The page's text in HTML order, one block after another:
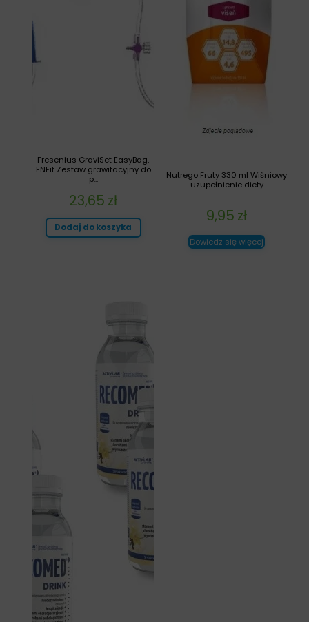
Nutrego Fruty 330 ml Wiśniowy
uzupełnienie diety
9,95 zł
Dowiedz się więcej
Fresenius GraviSet EasyBag,
ENFit Zestaw grawitacyjny do
p...
23,65 zł
Dodaj do koszyka